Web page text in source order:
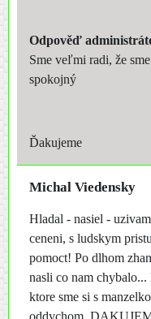
Odpověď
Sme veľmi radi, že
spokojný
Ďakujeme
Michal Viedensky
Hladal - nasiel -
ceneni, s ludskym
pomoct! Po dlhom
nasli co nam
ktore sme si s
oddychom.